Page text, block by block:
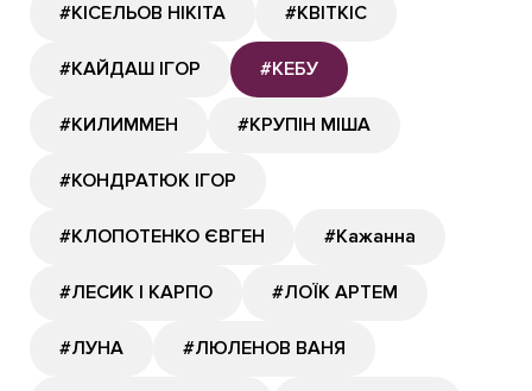
#КІСЕЛЬОВ НІКІТА #КВІТКІС
#КАЙДАШ ІГОР #КЕБУ
#КИЛИММЕН #КРУПІН МІША
#КОНДРАТЮК ІГОР
#КЛОПОТЕНКО ЄВГЕН #Кажанна
#ЛЕСИК І КАРПО #ЛОЇК АРТЕМ
#ЛУНА #ЛЮЛЕНОВ ВАНЯ